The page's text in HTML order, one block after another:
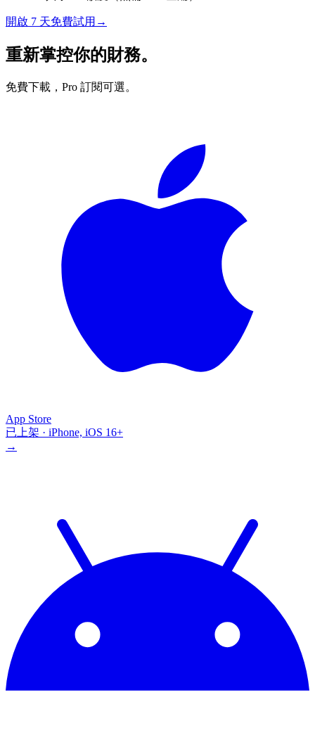
開啟 7 天免費試用 →
重新掌控你的財務。
免費下載，Pro 訂閱可選。
App Store
已上架 · iPhone, iOS 16+
→